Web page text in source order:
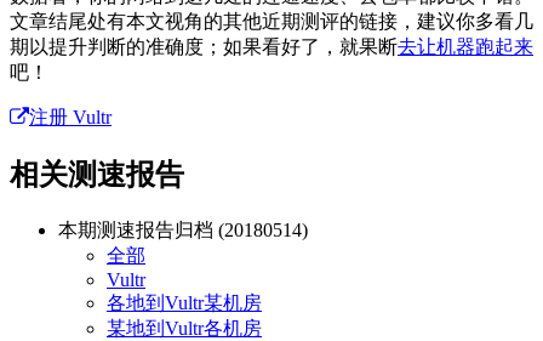
文章结尾处有本文视角的其他近期测评的链接，建议你多看几
期以提升判断的准确度；如果看好了，就果断去让机器跑起来
吧！
注册 Vultr
相关测速报告
本期测速报告归档 (20180514)
全部
Vultr
各地到Vultr某机房
某地到Vultr各机房